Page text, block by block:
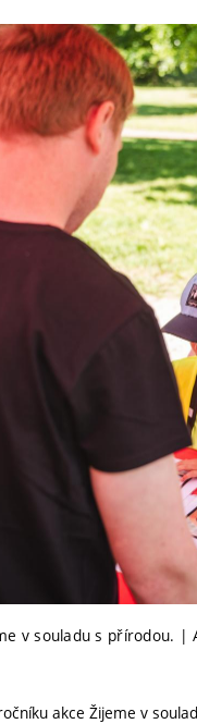
v souladu s přírodou. |
akce Žijeme v